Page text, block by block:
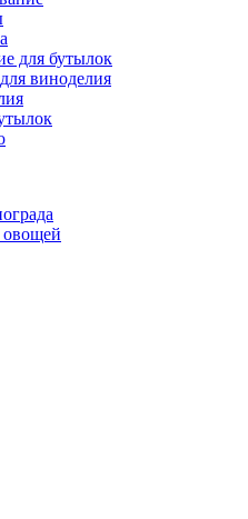
для бутылок
виноделия
овощей